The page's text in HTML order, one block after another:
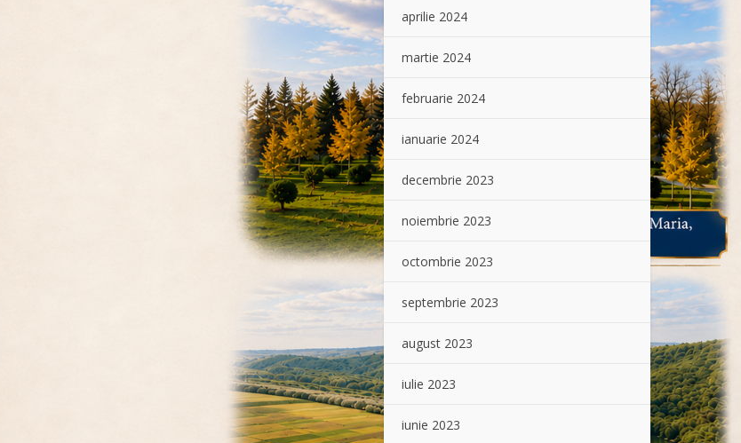
aprilie 2024
martie 2024
februarie 2024
ianuarie 2024
decembrie 2023
noiembrie 2023
octombrie 2023
septembrie 2023
august 2023
iulie 2023
iunie 2023